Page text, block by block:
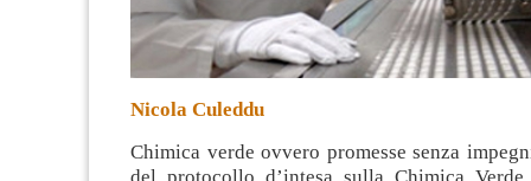
Nicola Culeddu
Chimica verde ovvero promesse senza